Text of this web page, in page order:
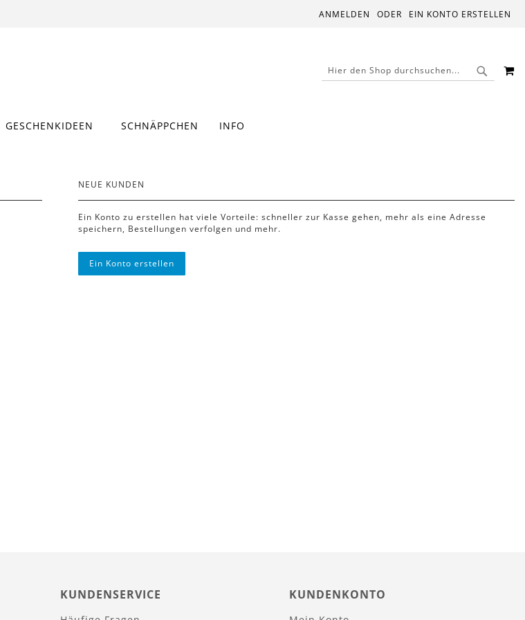
ANMELDEN EIN KONTO ERSTELLEN
SUCHE
GESCHENKIDEEN SCHNÄPPCHEN INFO
NEUE KUNDEN
Ein Konto zu erstellen hat viele Vorteile: schneller zur Kasse gehen, mehr als eine Adresse
speichern, Bestellungen verfolgen und mehr.
Ein Konto erstellen
KUNDENSERVICE KUNDENKONTO